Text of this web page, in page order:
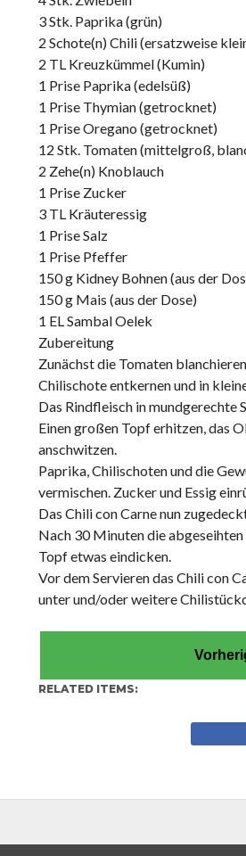
3 Stk. Paprika (grün)
2 Schote(n) Chili (ersatzweise
2 TL Kreuzkümmel (Kumin)
1 Prise Paprika (edelsüß)
1 Prise Thymian (getrocknet)
1 Prise Oregano (getrocknet)
12 Stk. Tomaten (mittelgroß,
2 Zehe(n) Knoblauch
1 Prise Zucker
3 TL Kräuteressig
1 Prise Salz
1 Prise Pfeffer
150 g Kidney Bohnen (aus der
150 g Mais (aus der Dose)
1 EL Sambal Oelek
Zubereitung
Zunächst die Tomaten
Chilischote entkernen und in
Das Rindfleisch in mundgerechte
Einen großen Topf erhitzen, das
anschwitzen.
Paprika, Chilischoten und die
vermischen. Zucker und Essig
Das Chili con Carne nun
Nach 30 Minuten die
Topf etwas eindicken.
Vor dem Servieren das Chili con
unter und/oder weitere
RELATED ITEMS: